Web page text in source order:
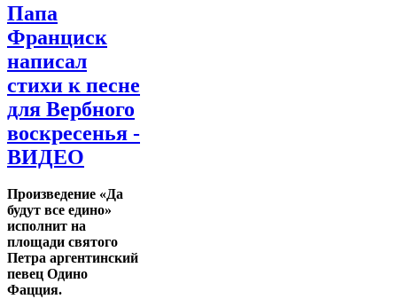
Папа
Франциск
написал
стихи к песне
для Вербного
воскресенья -
ВИДЕО
Произведение «Да
будут все едино»
исполнит на
площади святого
Петра аргентинский
певец Одино
Фацция.